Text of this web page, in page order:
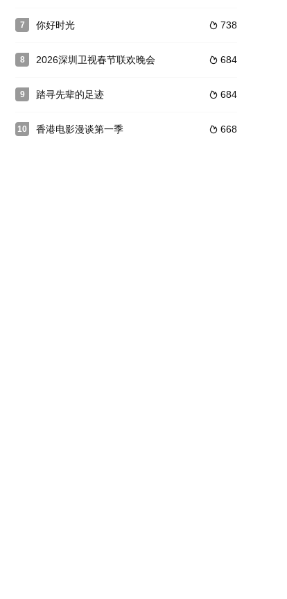
的明星夫妻合宿生活
，寻找"乌阿娃&quo
。由敖子逸、余承恩、颜安、沙一汀四位嘉宾组成宠ta团，携带自己
路，“独具
，精彩看不够！
峰对决#全新升级归来，这次不止比技术，更要玩灵魂共振！最顶的
将司法局的人民调解室，
拉扯，走进心动小屋，见证单身青年之间萌生的浪漫情愫。
二季惊喜回归，看姐姐们如何见招拆招，畅聊人生的酸甜苦辣。观察
7  738
你好时光
8  684
2026深圳卫视春节联欢晚会
9  684
踏寻先辈的足迹
10  668
香港电影漫谈第一季